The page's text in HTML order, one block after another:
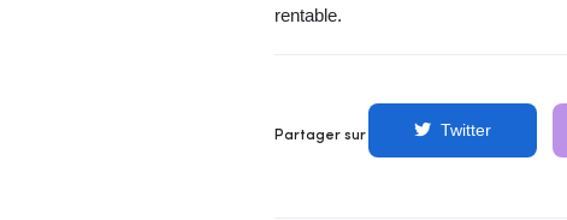
rentable.
Partager sur Twitter